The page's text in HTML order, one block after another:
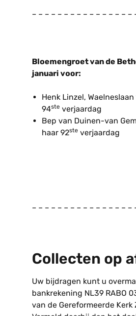
– – – – – – – – – – – – – – – –
Bloemengroet van de
januari voor:
Henk Linzel,
94ste verjaardag
Bep van Duinen-van
haar 92ste verjaardag
– – – – – – – – – – – – – – – –
Collecten op
Uw bijdragen kunt u
bankrekening NL39 RABO
van de Gereformeerde